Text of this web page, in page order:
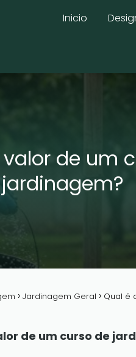
Inicio
de um
jardinagem?
Jardinagem Geral Qual é
de um curso de